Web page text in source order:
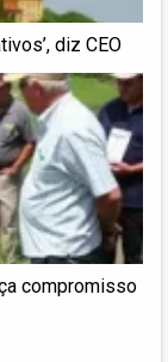
diz CEO
compromisso